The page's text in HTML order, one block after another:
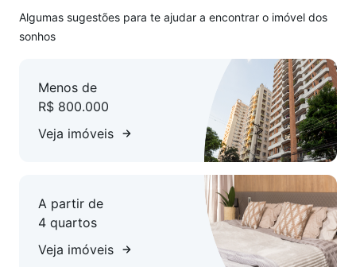
ou alugados.
Algumas sugestões para te ajudar a encontrar o imóvel dos
sonhos
Menos de
R$ 800.000
Veja imóveis
A partir de
4 quartos
Veja imóveis